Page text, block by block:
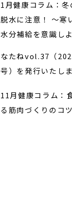
1月健康コラム：冬
脱水に注意！ 〜寒
水分補給を意識し
なたねvol.37（
号）を発行いたし
11月健康コラム：
る筋肉づくりのコツ